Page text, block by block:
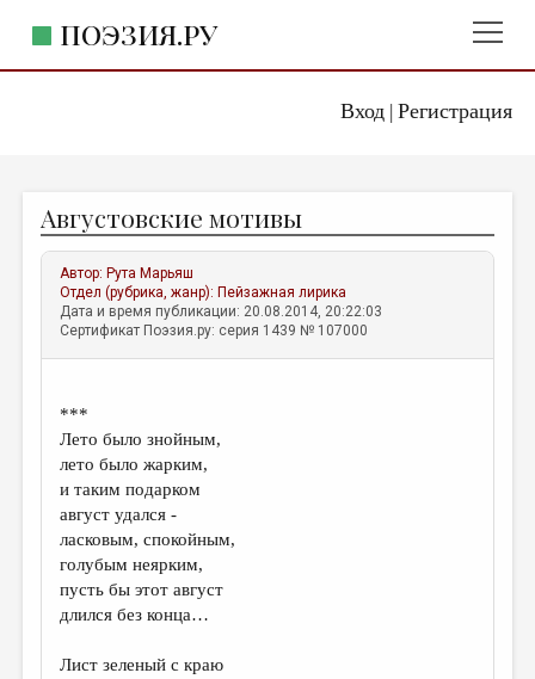
Вход| Регистрация
ПОЭЗИЯ.РУ
ЖАНРЫ
АВТОРЫ
КОММЕНТАРИИ
ЛИТСАЛОН
ПРАВИЛА САЙТА
ОТДЕЛЫ И РУБРИКИ
ИЗБРАННОЕ
ДАЙДЖЕСТ
ПРОИЗВЕДЕНИЯ
ПЕРЕВОДЫ
Августовские мотивы
Автор: Рута Марьяш
Отдел (рубрика, жанр): Пейзажная лирика
Дата и время публикации: 20.08.2014, 20:22:03
Сертификат Поэзия.ру: серия 1439 № 107000
***
Лето было знойным,
лето было жарким,
и таким подарком
август удался -
ласковым, спокойным,
голубым неярким,
пусть бы этот август
длился без конца…
Лист зеленый с краю